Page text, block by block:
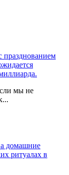
празднованием
мы не
домашние
ритуалах в